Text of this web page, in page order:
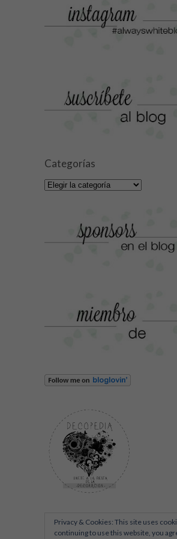
Categorías
Categorías
Privacy & Cookies: This site uses
continuing to use this website, you